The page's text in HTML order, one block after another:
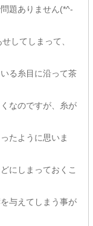
題ありません(*^-
してしまって、
る糸目に沿って茶
なのですが、糸が
たように思いま
にしまっておくこ
与えてしまう事が